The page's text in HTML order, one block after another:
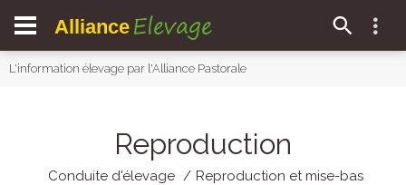
Alliance Elevage
L'information élevage par l'Alliance Pastorale
Reproduction
Conduite d'élevage
Reproduction et mise-bas